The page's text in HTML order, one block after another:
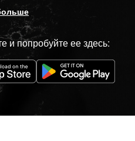
и попробуйте ее здесь: